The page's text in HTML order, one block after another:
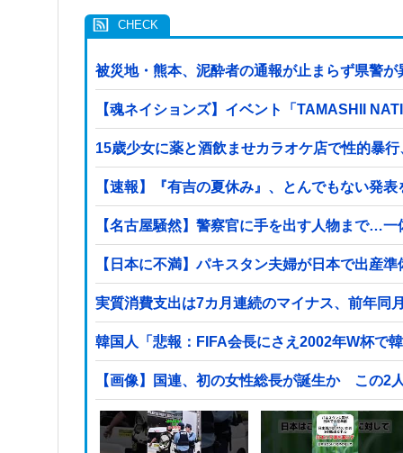
被災地・熊本、泥酔者の通報が止まらず県警が
【魂ネイションズ】イベント「TAMASHII
15歳少女に薬と酒飲ませカラオケ店で性的
【速報】『有吉の夏休み』、とんでもない発
【名古屋騒然】警察官に手を出す人物まで…
【日本に不満】パキスタン夫婦が日本で出産
実質消費支出は7カ月連続のマイナス、前年同
韓国人「悲報：FIFA会長にさえ2002年W杯で
【画像】国連、初の女性総長が誕生か この2